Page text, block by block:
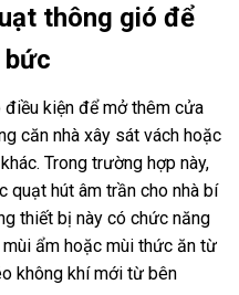
thông gió để
điều kiện để mở thêm cửa
căn nhà xây sát vách hoặc
Trong trường hợp này,
hút âm trần cho nhà bí
thiết bị này có chức năng
ẩm hoặc mùi thức ăn từ
không khí mới từ bên